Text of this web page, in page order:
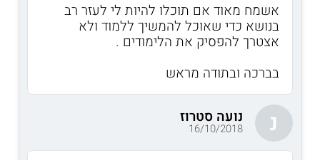
אשמח מאוד אם תוכלו להיות לי לעזר רב
בנושא כדי שאוכל להמשיך ללמוד ולא
אצטרך להפסיק את הלימודים .
בברכה ובתודה מראש
נ נועה סטרוז
16/10/2018